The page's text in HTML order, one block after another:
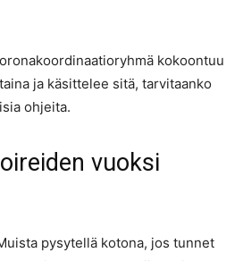
kokoontuu
ja käsittelee sitä, tarvitaanko
ohjeita.
vuoksi
pysytellä kotona, jos tunnet